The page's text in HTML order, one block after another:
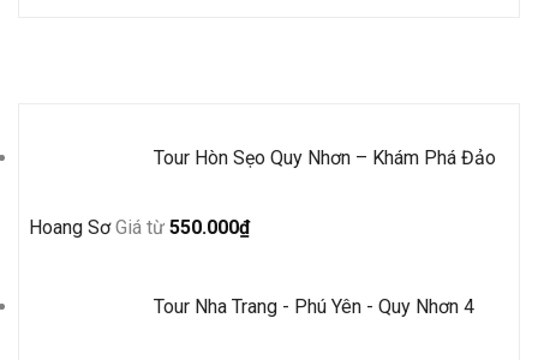
Tour Hòn Sẹo Quy Nhơn – Khám Phá Đảo
Hoang Sơ Giá từ 550.000₫
Tour Nha Trang - Phú Yên - Quy Nhơn 4